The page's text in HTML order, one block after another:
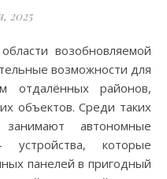
2025
возможности для
отдалённых районов,
объектов. Среди таких
автономные
которые
панелей в пригодный